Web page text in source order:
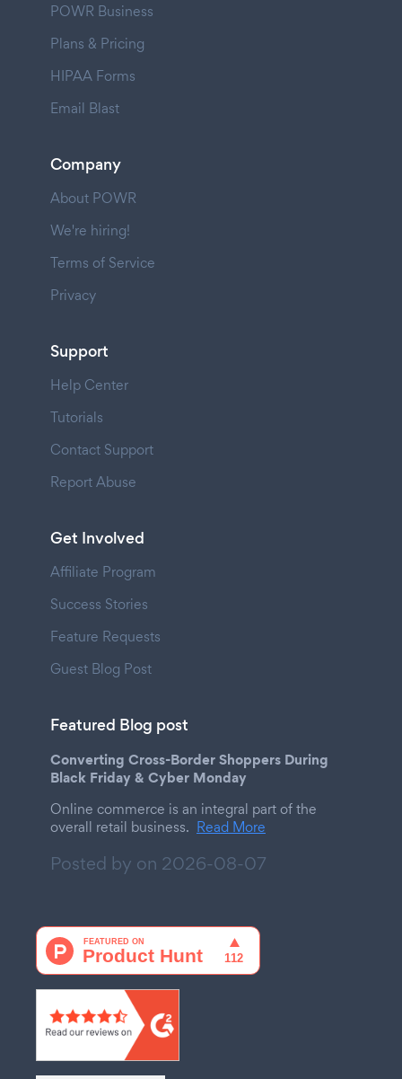
POWR Business
Plans & Pricing
HIPAA Forms
Email Blast
Company
About POWR
We're hiring!
Terms of Service
Privacy
Support
Help Center
Tutorials
Contact Support
Report Abuse
Get Involved
Affiliate Program
Success Stories
Feature Requests
Guest Blog Post
Featured Blog post
Converting Cross-Border Shoppers During
Black Friday & Cyber Monday
Online commerce is an integral part of the
overall retail business. Read More
Posted by on 2026-08-07